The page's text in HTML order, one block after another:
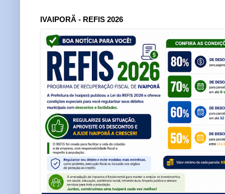
IVAIPORÃ - REFIS 2026